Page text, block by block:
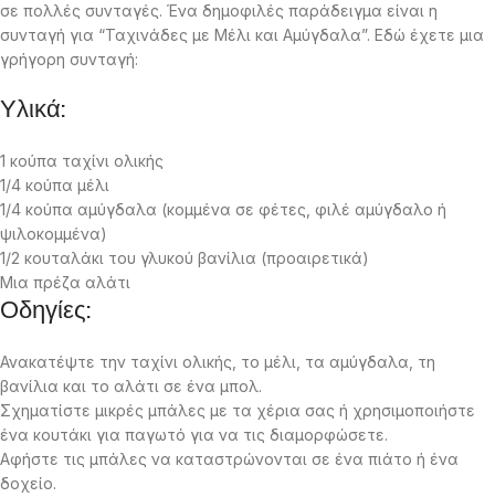
σε πολλές συνταγές. Ένα δημοφιλές παράδειγμα είναι η
συνταγή για “Ταχινάδες με Μέλι και Αμύγδαλα”. Εδώ έχετε μια
γρήγορη συνταγή:
Υλικά:
1 κούπα ταχίνι ολικής
1/4 κούπα μέλι
1/4 κούπα αμύγδαλα (κομμένα σε φέτες, φιλέ αμύγδαλο ή
ψιλοκομμένα)
1/2 κουταλάκι του γλυκού βανίλια (προαιρετικά)
Μια πρέζα αλάτι
Οδηγίες:
Ανακατέψτε την ταχίνι ολικής, το μέλι, τα αμύγδαλα, τη
βανίλια και το αλάτι σε ένα μπολ.
Σχηματίστε μικρές μπάλες με τα χέρια σας ή χρησιμοποιήστε
ένα κουτάκι για παγωτό για να τις διαμορφώσετε.
Αφήστε τις μπάλες να καταστρώνονται σε ένα πιάτο ή ένα
δοχείο.